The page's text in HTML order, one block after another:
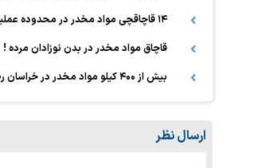
۱۴ قاچاقچی مواد مخدر در محدوده عملیاتی هنگ تایباد دستگیر شدند
قاچاق مواد مخدر در بدن نوزادان مرده !
بیش از ۴۰۰ کیلو مواد مخدر در خراسان رضوی کشف شد
ارسال نظر